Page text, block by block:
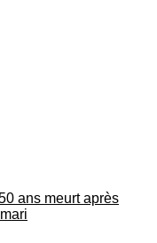
ans meurt après